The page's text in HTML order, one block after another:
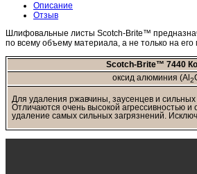
Описание
Отзыв
Шлифовальные листы Scotch-Brite™
по всему объему материала, а не только на
Scotch-Brite™ 7440
оксид алюминия (Al 2
Для удаления ржавчины, заусенцев и
Отличаются очень высокой агрессивностью и
удаление самых сильных загрязнений.